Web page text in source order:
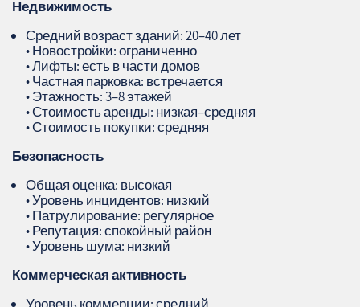
Недвижимость
Средний возраст зданий: 20–40 лет
• Новостройки: ограниченно
• Лифты: есть в части домов
• Частная парковка: встречается
• Этажность: 3–8 этажей
• Стоимость аренды: низкая–средняя
• Стоимость покупки: средняя
Безопасность
Общая оценка: высокая
• Уровень инцидентов: низкий
• Патрулирование: регулярное
• Репутация: спокойный район
• Уровень шума: низкий
Коммерческая активность